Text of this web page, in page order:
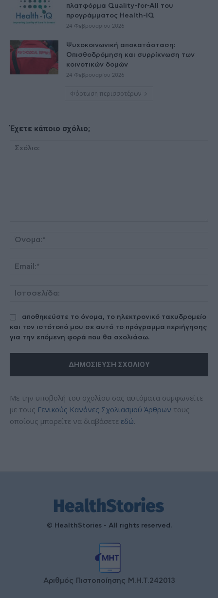
πλατφόρμα Quality-for-All του
προγράμματος Health-IQ
24 Φεβρουαρίου 2026
Ψυχοκοινωνική αποκατάσταση:
Οπισθοδρόμηση και συρρίκνωση των
κοινοτικών δομών
24 Φεβρουαρίου 2026
Φόρτωση περισσοτέρων
Έχετε κάποιο σχόλιο;
αποθηκεύστε το όνομα, το ηλεκτρονικό ταχυδρομείο
και τον ιστότοπό μου σε αυτό το πρόγραμμα περιήγησης
για την επόμενη φορά που θα σχολιάσω.
Με την υποβολή του σχολίου σας αυτόματα συμφωνείτε
με τους Γενικούς Κανόνες Σχολιασμού Άρθρων τους
οποίους μπορείτε να διαβάσετε εδώ.
© HealthStories - All rights reserved.
Αριθμός Πιστοποίησης Μ.Η.Τ.242013